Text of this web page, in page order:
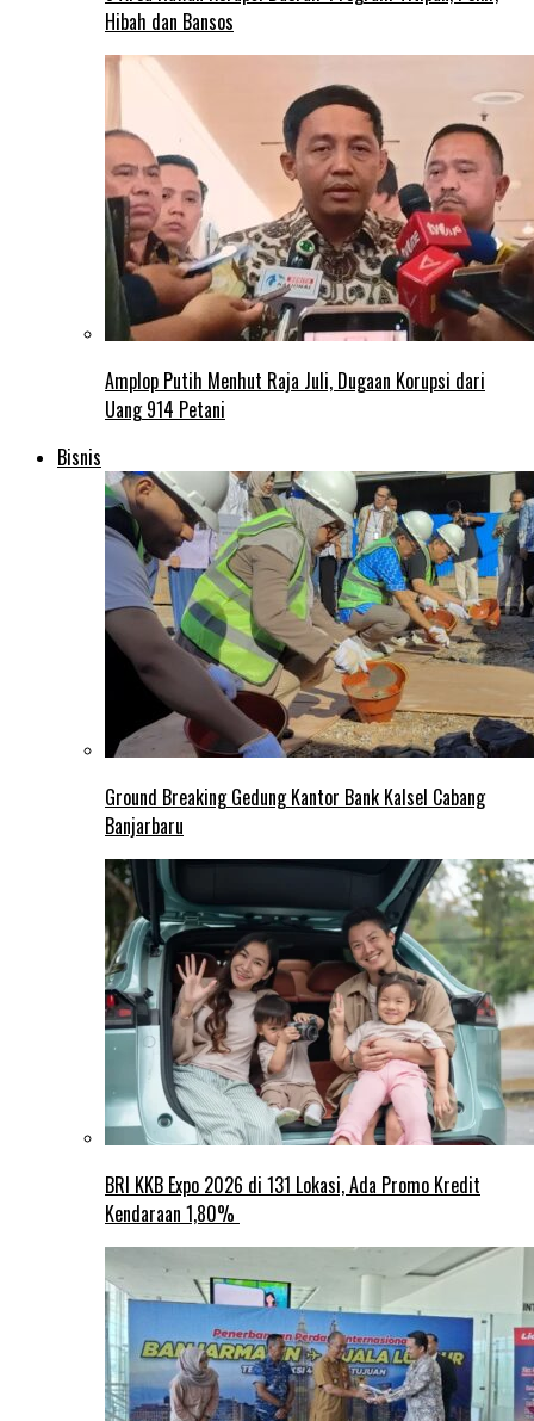
Hibah dan Bansos
Amplop Putih Menhut Raja Juli, Dugaan Korupsi dari
Uang 914 Petani
Bisnis
Ground Breaking Gedung Kantor Bank Kalsel Cabang
Banjarbaru
BRI KKB Expo 2026 di 131 Lokasi, Ada Promo Kredit
Kendaraan 1,80%